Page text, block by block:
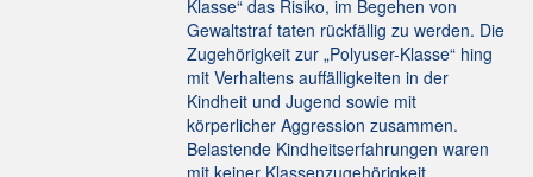
Klasse“ das Risiko, im Begehen von
Gewaltstraf taten rückfällig zu werden. Die
Zugehörigkeit zur „Polyuser-Klasse“ hing
mit Verhaltens auffälligkeiten in der
Kindheit und Jugend sowie mit
körperlicher Aggression zusammen.
Belastende Kindheitserfahrungen waren
mit keiner Klassenzugehörigkeit